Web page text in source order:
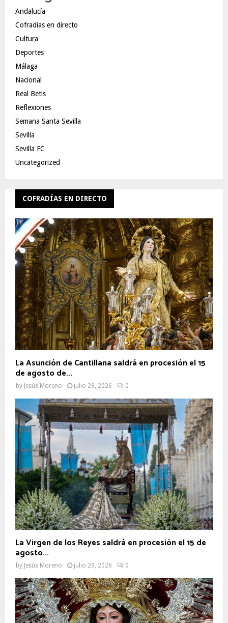
Andalucía
Cofradías en directo
Cultura
Deportes
Málaga
Nacional
Real Betis
Reflexiones
Semana Santa Sevilla
Sevilla
Sevilla FC
Uncategorized
COFRADÍAS EN DIRECTO
La Asunción de Cantillana saldrá en procesión el 15
de agosto de...
by Jesús Moreno julio 29, 2026 0
La Virgen de los Reyes saldrá en procesión el 15 de
agosto...
by Jesús Moreno julio 29, 2026 0